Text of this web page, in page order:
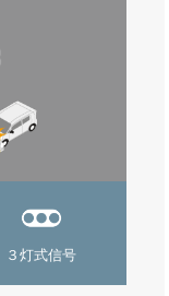
３灯式信号